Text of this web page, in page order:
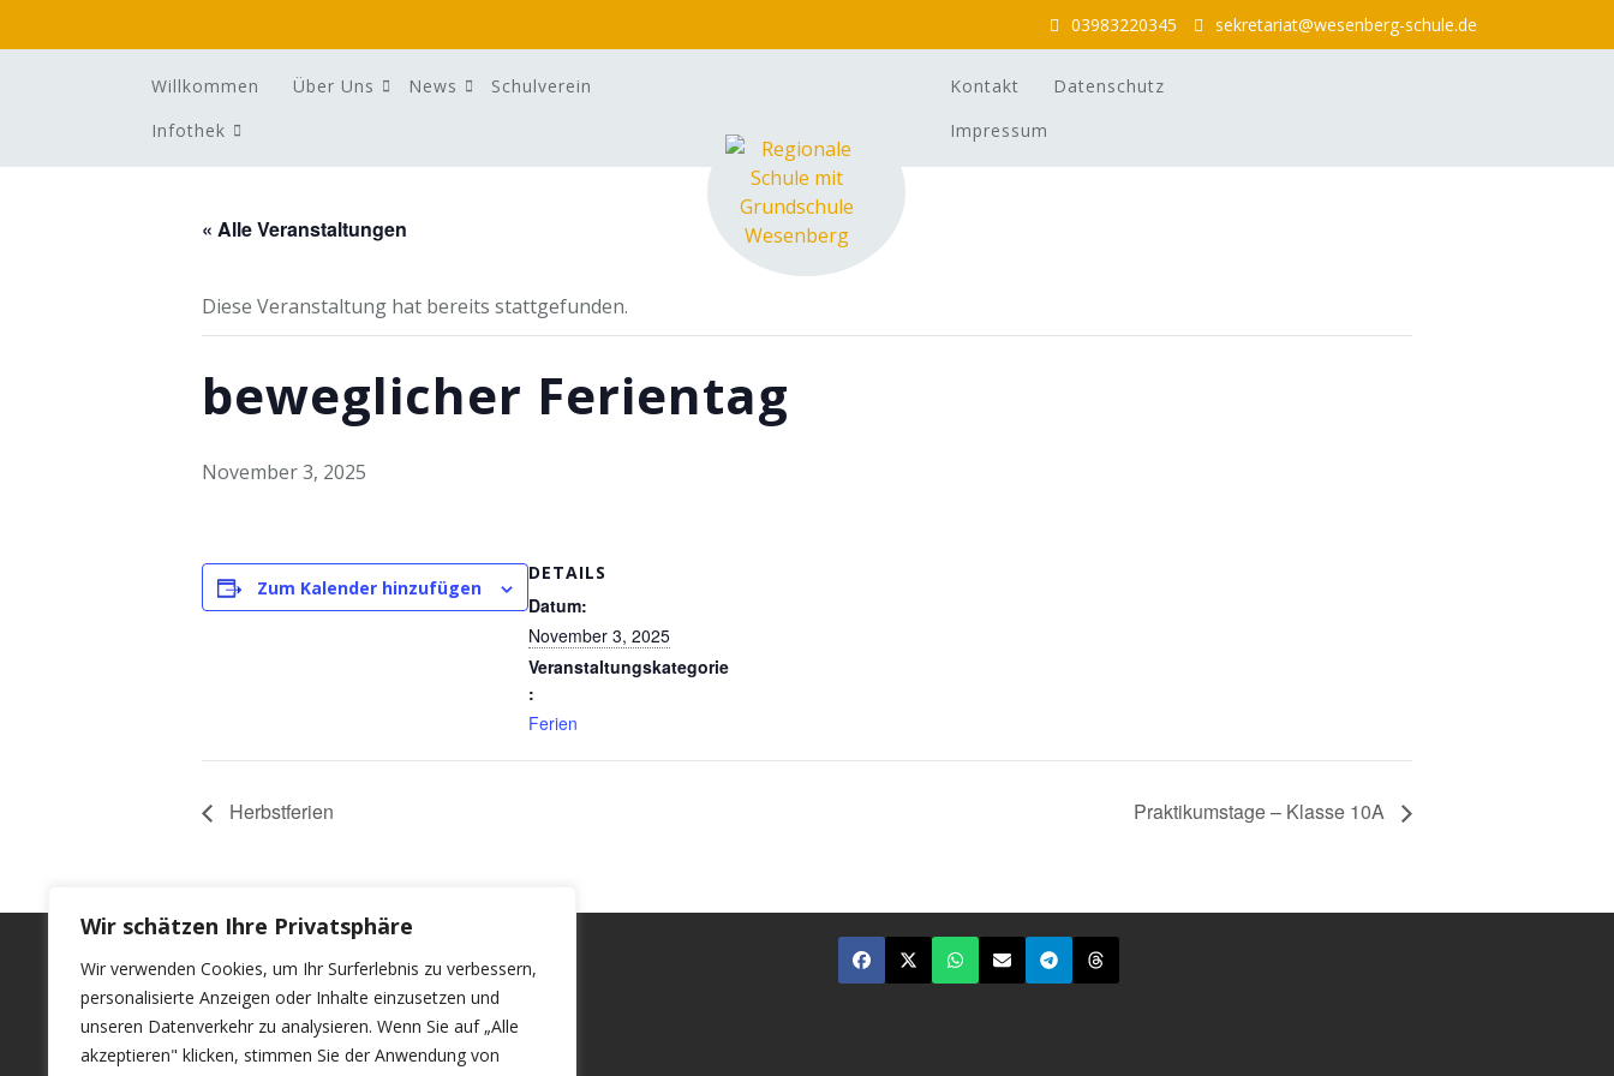
Wir schätzen Ihre Privatsphäre
Wir verwenden Cookies, um Ihr Surferlebnis zu verbessern,
personalisierte Anzeigen oder Inhalte einzusetzen und
unseren Datenverkehr zu analysieren. Wenn Sie auf „Alle
akzeptieren" klicken, stimmen Sie der Anwendung von
03983220345 sekretariat@wesenberg-schule.de
Willkommen Über Uns News
Schulverein
Infothek
Kontakt
Datenschutz
Impressum
« Alle Veranstaltungen
Diese Veranstaltung hat bereits stattgefunden.
beweglicher Ferientag
November 3, 2025
Zum Kalender hinzufügen
DETAILS
Datum:
November 3, 2025
Veranstaltungskategorie
:
Ferien
Herbstferien Praktikumstage – Klasse 10A
Rechtliches
Kontakt
Datenschutz